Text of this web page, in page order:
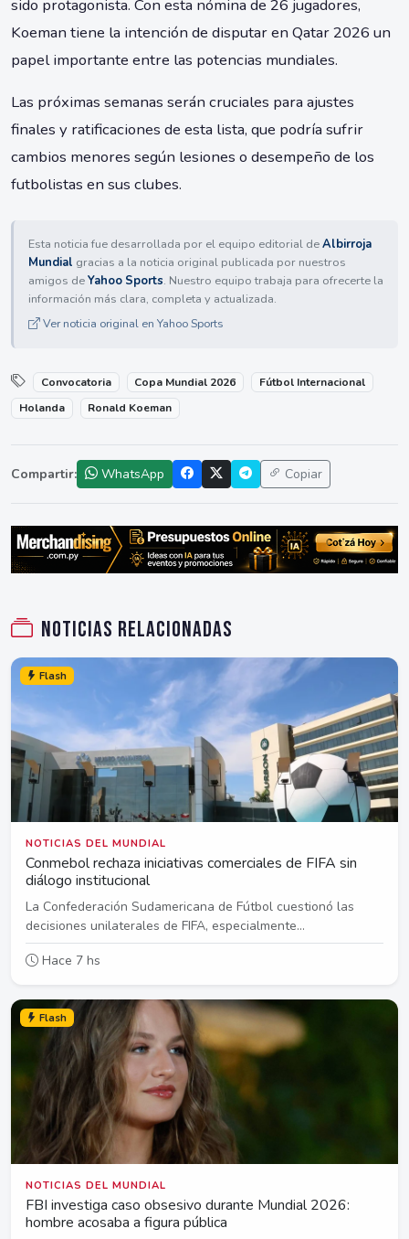
sido protagonista. Con esta nómina de 26 jugadores,
Koeman tiene la intención de disputar en Qatar 2026 un
papel importante entre las potencias mundiales.
Las próximas semanas serán cruciales para ajustes
finales y ratificaciones de esta lista, que podría sufrir
cambios menores según lesiones o desempeño de los
futbolistas en sus clubes.
Esta noticia fue desarrollada por el equipo editorial deAlbirroja
Mundial gracias a la noticia original publicada por nuestros
amigos deYahoo Sports. Nuestro equipo trabaja para ofrecerte la
información más clara, completa y actualizada.
Ver noticia original en Yahoo Sports
Convocatoria Copa Mundial 2026
Fútbol Internacional
Holanda
Ronald Koeman
Compartir: WhatsApp Copiar
Noticias relacionadas
Flash
NOTICIAS DEL MUNDIAL
Conmebol rechaza iniciativas comerciales de FIFA sin
diálogo institucional
La Confederación Sudamericana de Fútbol cuestionó las
decisiones unilaterales de FIFA, especialmente...
Hace 7 hs
Flash
NOTICIAS DEL MUNDIAL
FBI investiga caso obsesivo durante Mundial 2026:
hombre acosaba a figura pública